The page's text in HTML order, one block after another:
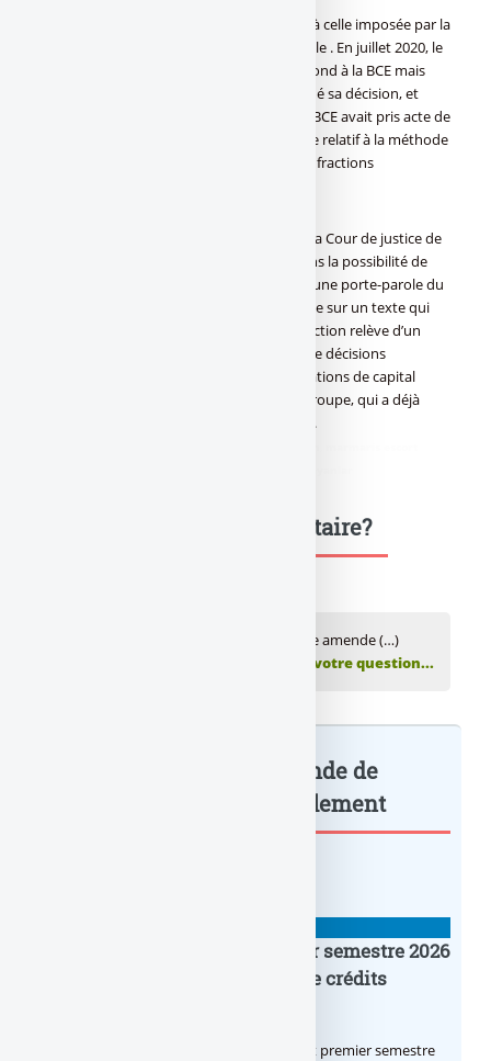
L’amende totale correspond précisément à celle imposée par la
BCE en 2018 et contestée par Crédit Agricole . En juillet 2020, le
Tribunal de l’UE avait donné raison sur le fond à la BCE mais
jugé qu’elle n’avait pas correctement justifié sa décision, et
donc annulé les amendes en question. La BCE avait pris acte de
la décision et publié en mars 2021 un guide relatif à la méthode
de détermination des sanctions en cas d’infractions
Crédit Agricole peut faire appel auprès de la Cour de justice de
l’Union européenne. « Nous nous réservons la possibilité de
contester cette décision », a en effet réagi une porte-parole du
groupe, soulignant que « la sanction repose sur un texte qui
n’est plus en vigueur depuis 2019 ». La sanction relève d’un
« défaut de notification dans les temps » de décisions
comptables prises à l’occasion d’augmentations de capital
réalisées entre 2015 et 2016, a rappelé le groupe, qui a déjà
provisionné le montant dans ses comptes.
Une question, un commentaire?
💬 Réagir à cet article La BCE confirme une amende (…)
Publiez votre commentaire ou posez votre question...
La BCE confirme une amende de
4,275 millions... : à lire également
Crédit Agricole IDF : un premier semestre 2026
flamboyant, record d’encours de crédits
Le Crédit Agricole IDF a réalisé un excellent premier semestre